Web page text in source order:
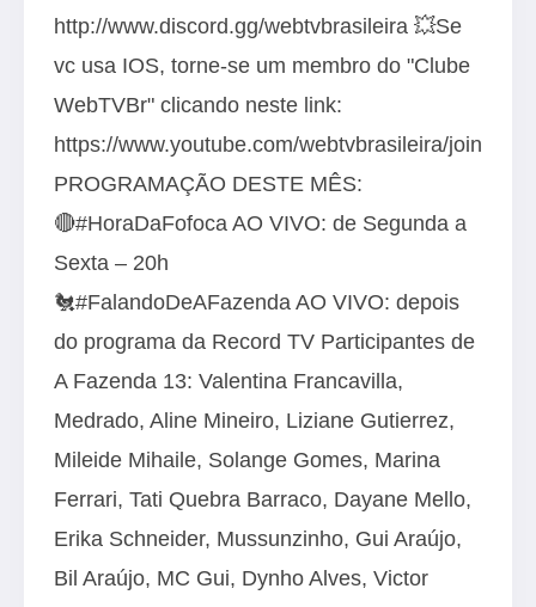
http://www.discord.gg/webtvbrasileira 💥Se
vc usa IOS, torne-se um membro do "Clube
WebTVBr" clicando neste link:
https://www.youtube.com/webtvbrasileira/join
PROGRAMAÇÃO DESTE MÊS:
🔴#HoraDaFofoca AO VIVO: de Segunda a
Sexta – 20h
🐔#FalandoDeAFazenda AO VIVO: depois
do programa da Record TV Participantes de
A Fazenda 13: Valentina Francavilla,
Medrado, Aline Mineiro, Liziane Gutierrez,
Mileide Mihaile, Solange Gomes, Marina
Ferrari, Tati Quebra Barraco, Dayane Mello,
Erika Schneider, Mussunzinho, Gui Araújo,
Bil Araújo, MC Gui, Dynho Alves, Victor